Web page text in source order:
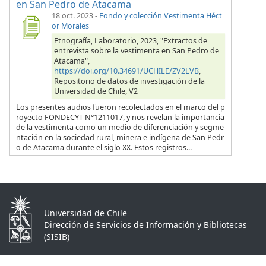
en San Pedro de Atacama
18 oct. 2023- Fondo y colección Vestimenta Héct
or Morales
Etnografía, Laboratorio, 2023, "Extractos de
entrevista sobre la vestimenta en San Pedro de
Atacama",
https://doi.org/10.34691/UCHILE/ZV2LVB,
Repositorio de datos de investigación de la
Universidad de Chile, V2
Los presentes audios fueron recolectados en el marco del p
royecto FONDECYT N°1211017, y nos revelan la importancia
de la vestimenta como un medio de diferenciación y segme
ntación en la sociedad rural, minera e indígena de San Pedr
o de Atacama durante el siglo XX. Estos registros...
Universidad de Chile
Dirección de Servicios de Información y Bibliotecas
(SISIB)